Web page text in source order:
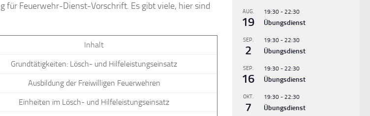
für Feuerwehr-Dienst-Vorschrift. Es gibt viele, hier sind
Inhalt
Grundtätigkeiten: Lösch- und Hilfeleistungseinsatz
Ausbildung der Freiwilligen Feuerwehren
Einheiten im Lösch- und Hilfeleistungseinsatz
AUG.
19
19:30 - 22:30
Übungsdienst
SEP.
2
19:30 - 22:30
Übungsdienst
SEP.
16
19:30 - 22:30
Übungsdienst
OKT.
7
19:30 - 22:30
Übungsdienst